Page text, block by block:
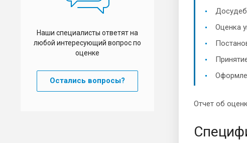
Оценка
Отчет об
Наши специалисты ответят на
любой интересующий вопрос по
оценке
Остались вопросы?